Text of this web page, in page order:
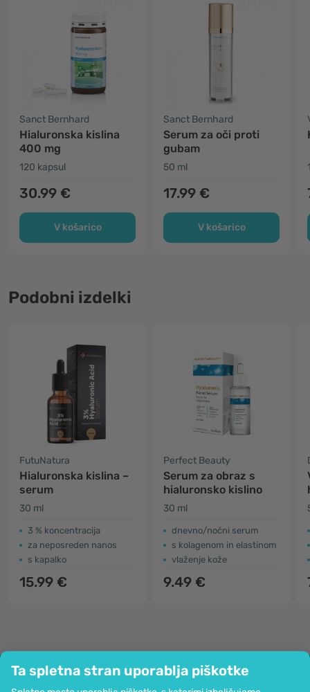
Ta spletna stran uporablja piškotke
Sanct Bernhard
Hialuronska kislina
400 mg
120 kapsul
30.99 €
V košarico
Sanct Bernhard
Serum za oči proti
gubam
50 ml
17.99 €
V košarico
Podobni izdelki
FutuNatura
Hialuronska kislina –
serum
30 ml
3 % koncentracija
za neposreden nanos
s kapalko
15.99 €
Perfect Beauty
Serum za obraz s
hialuronsko kislino
30 ml
dnevno/nočni serum
s kolagenom in elastinom
vlaženje kože
9.49 €
Podjetje